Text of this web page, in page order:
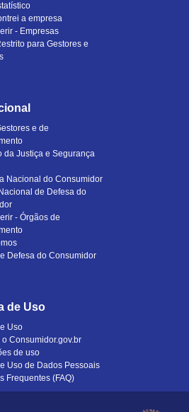
a empresa
- Empresas
para Gestores e
e de
da Justiça e Segurança
Nacional do Consumidor
de Defesa do
- Órgãos de
Defesa do Consumidor
de Uso
Uso
Consumidor.gov.br
de uso
Uso de Dados Pessoais
Frequentes (FAQ)